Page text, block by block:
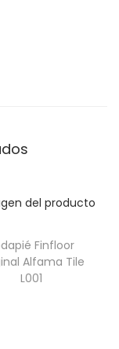
Finfloor
Alfama Tile
L001